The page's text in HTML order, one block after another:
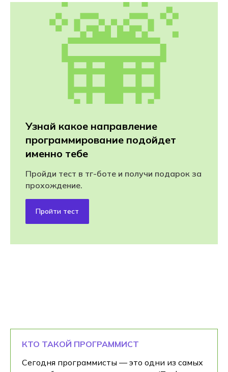
Узнай какое направление
программирование подойдет
именно тебе
Пройди тест в тг-боте и получи подарок за
прохождение.
Пройти тест
КТО ТАКОЙ ПРОГРАММИСТ
Сегодня программисты — это одни из самых